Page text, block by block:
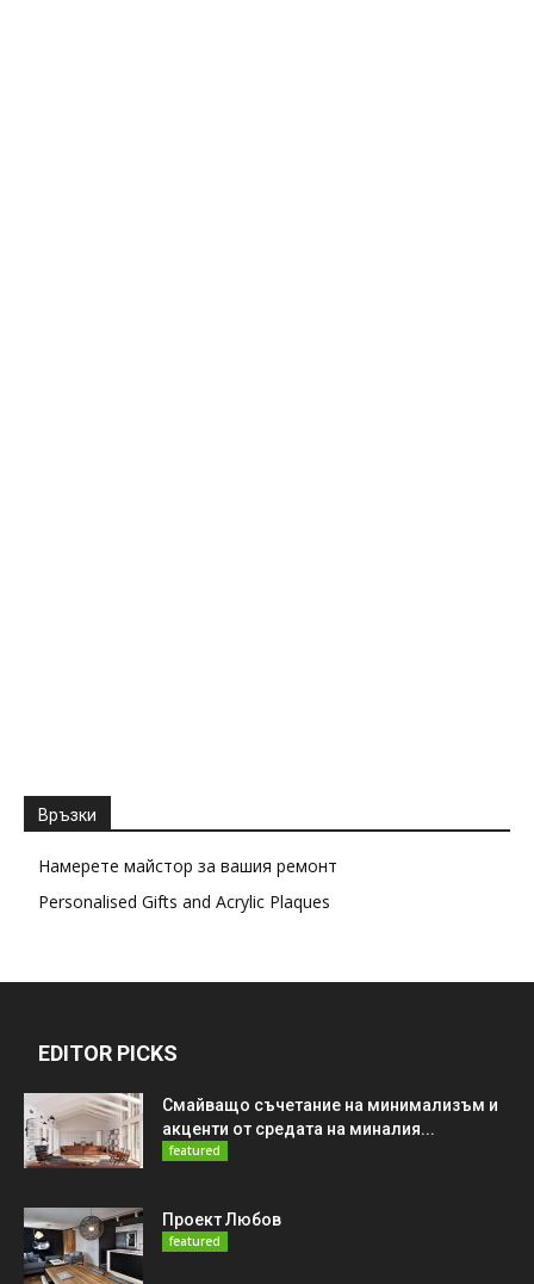
Връзки
Намерете майстор за вашия ремонт
Personalised Gifts and Acrylic Plaques
EDITOR PICKS
Смайващо съчетание на минимализъм и
акценти от средата на миналия...
featured
Проект Любов
featured